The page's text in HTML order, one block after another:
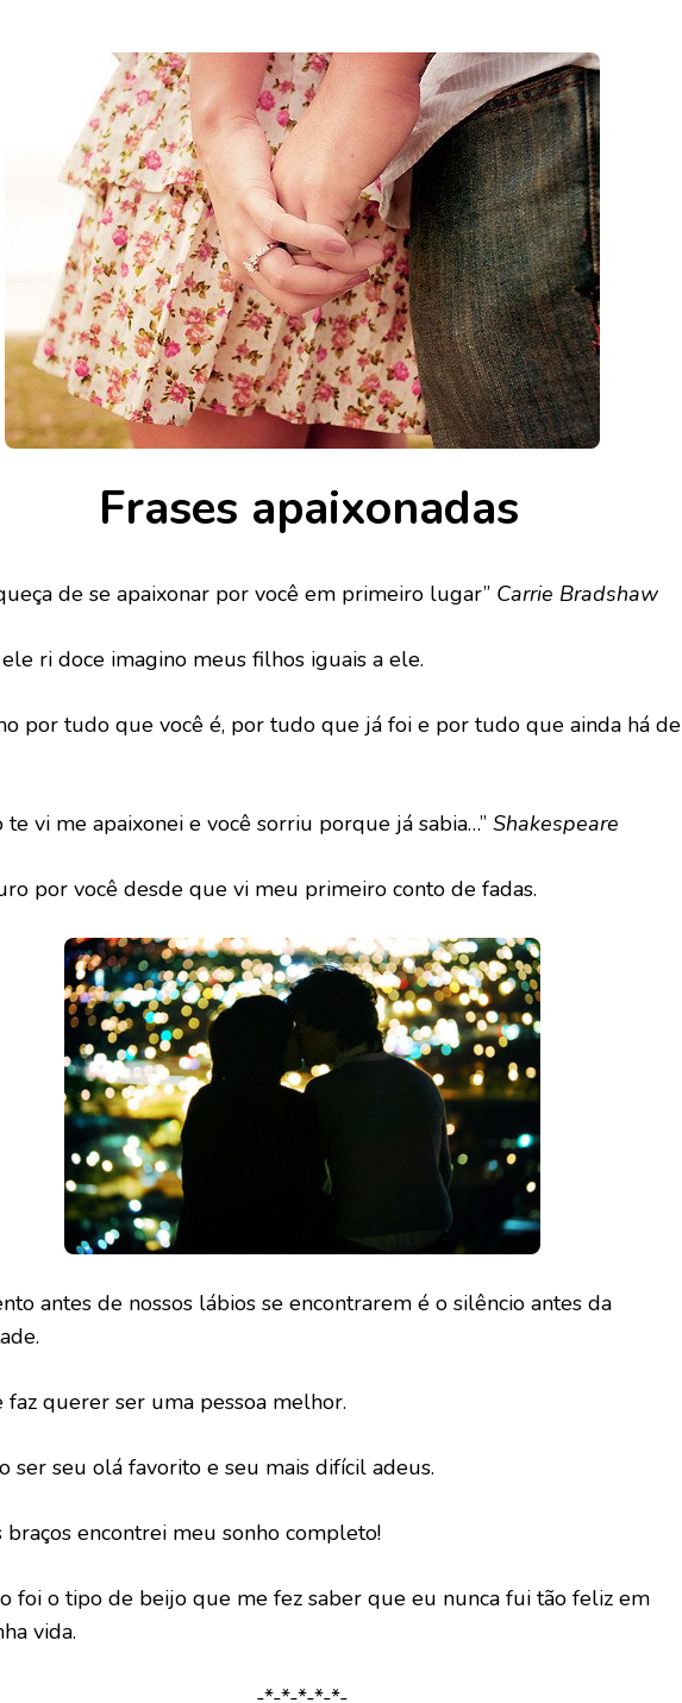
Frases apaixonadas
de se apaixonar por você em primeiro lugar” Carrie Bradshaw
ri doce imagino meus filhos iguais a ele.
por tudo que você é, por tudo que já foi e por tudo que ainda há de
te vi me apaixonei e você sorriu porque já sabia…” Shakespeare
por você desde que vi meu primeiro conto de fadas.
antes de nossos lábios se encontrarem é o silêncio antes da
faz querer ser uma pessoa melhor.
ser seu olá favorito e seu mais difícil adeus.
braços encontrei meu sonho completo!
foi o tipo de beijo que me fez saber que eu nunca fui tão feliz em
vida.
-*-*-*-*-*-